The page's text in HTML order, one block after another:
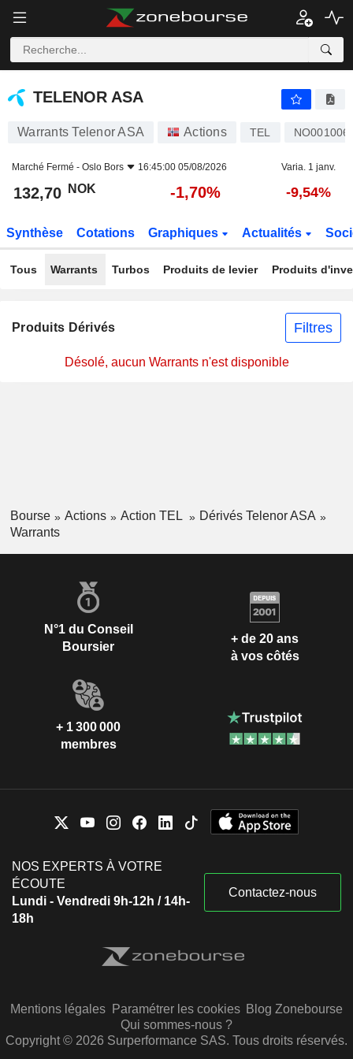
TELENOR ASA
TELENOR ASA
Warrants Telenor ASA Actions TEL
Marché Fermé - Oslo Bors 16:45:00 05/08/2026 Varia. 1 janv.
132,70 NOK -1,70% -9,54%
Synthèse Cotations Graphiques Actualités
Tous Warrants Turbos Produits de levier Produits
Produits Dérivés Filtres
Désolé, aucun Warrants n'est disponible
Bourse Actions Action TEL
Dérivés Telenor ASA
Warrants
N°1 du Conseil
Boursier
+ de 20 ans
à vos côtés
+ 1 300 000
membres
NOS EXPERTS À VOTRE
ÉCOUTE
Lundi - Vendredi 9h-12h / 14h-
18h
Contactez-nous
Mentions légales Paramétrer les cookies Blog Zonebourse
Qui sommes-nous ?
Copyright © 2026 Surperformance SAS. Tous droits réservés.